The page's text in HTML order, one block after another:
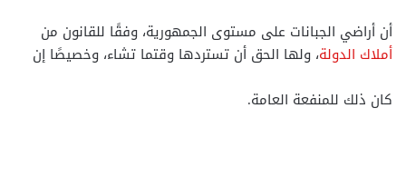
أن أراضي الجبانات على مستوى الجمهورية، وفقًا للقانون من
أملاك الدولة، ولها الحق أن تستردها وقتما تشاء، وخصيصًا إن
كان ذلك للمنفعة العامة.